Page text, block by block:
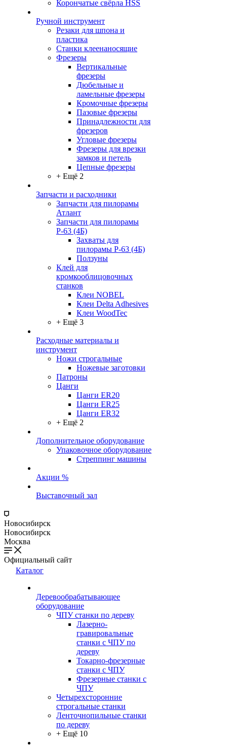
Корончатые свёрла HSS
Ручной инструмент
Резаки для шпона и
пластика
Станки клеенаносящие
Фрезеры
Вертикальные
фрезеры
Дюбельные и
ламельные фрезеры
Кромочные фрезеры
Пазовые фрезеры
Принадлежности для
фрезеров
Угловые фрезеры
Фрезеры для врезки
замков и петель
Цепные фрезеры
+ Ещё 2
Запчасти и расходники
Запчасти для пилорамы
Атлант
Запчасти для пилорамы
Р-63 (4Б)
Захваты для
пилорамы Р-63 (4Б)
Ползуны
Клей для
кромкооблицовочных
станков
Клеи NOBEL
Клеи Delta Adhesives
Клеи WoodTec
+ Ещё 3
Расходные материалы и
инструмент
Ножи строгальные
Ножевые заготовки
Патроны
Цанги
Цанги ER20
Цанги ER25
Цанги ER32
+ Ещё 2
Дополнительное оборудование
Упаковочное оборудование
Стреппинг машины
Акции %
Выставочный зал
Новосибирск
Новосибирск
Москва
Официальный сайт
Каталог
Деревообрабатывающее
оборудование
ЧПУ станки по дереву
Лазерно-
гравировальные
станки с ЧПУ по
дереву
Токарно-фрезерные
станки с ЧПУ
Фрезерные станки с
ЧПУ
Четырехсторонние
строгальные станки
Ленточнопильные станки
по дереву
+ Ещё 10